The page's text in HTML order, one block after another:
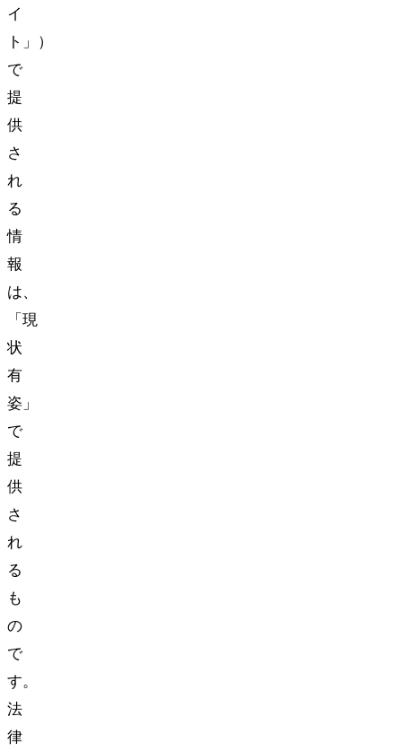
イ
ト」）
で
提
供
さ
れ
る
情
報
は、
「現
状
有
姿」
で
提
供
さ
れ
る
も
の
で
す。
法
律